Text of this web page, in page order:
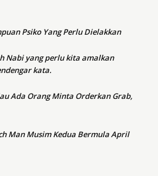
Psiko Yang Perlu Dielakkan
Nabi yang perlu kita amalkan
kata.
Ada Orang Minta Orderkan Grab,
Man Musim Kedua Bermula April